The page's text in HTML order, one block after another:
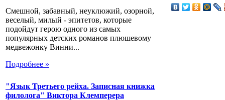
Смешной, забавный, неуклюжий, озорной,
веселый, милый - эпитетов, которые
подойдут герою одного из самых
популярных детских романов плюшевому
медвежонку Винни...
Подробнее »
"Язык Третьего рейха. Записная книжка
филолога" Виктора Клемперера